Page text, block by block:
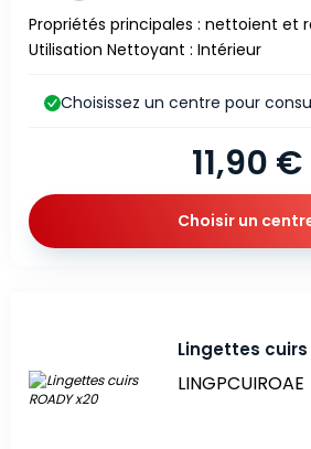
Propriétés principales : nettoient et
Utilisation Nettoyant : Intérieur
11,90 €
Choisissez un centre pour
Choisir un
Lingettes cuirs
LINGPCUIROAE